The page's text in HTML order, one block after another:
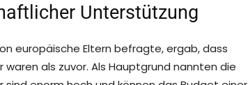
Unterstützung
europäische Eltern befragte, ergab, dass
als zuvor. Als Hauptgrund nannten die